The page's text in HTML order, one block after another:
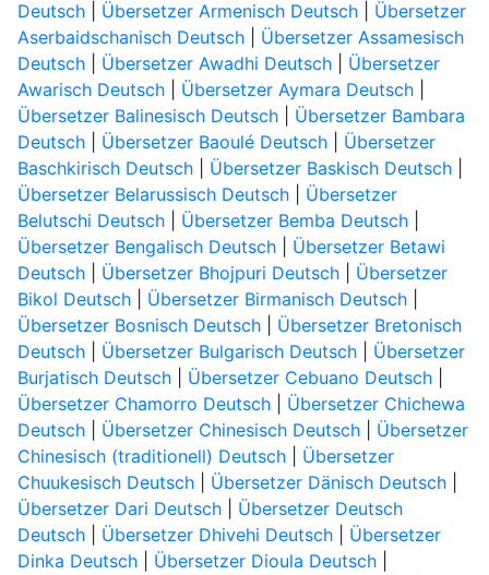
Deutsch| Übersetzer Armenisch Deutsch| Übersetzer
Aserbaidschanisch Deutsch| Übersetzer Assamesisch
Deutsch| Übersetzer Awadhi Deutsch| Übersetzer
Awarisch Deutsch| Übersetzer Aymara Deutsch|
Übersetzer Balinesisch Deutsch| Übersetzer Bambara
Deutsch| Übersetzer Baoulé Deutsch| Übersetzer
Baschkirisch Deutsch| Übersetzer Baskisch Deutsch|
Übersetzer Belarussisch Deutsch| Übersetzer
Belutschi Deutsch| Übersetzer Bemba Deutsch|
Übersetzer Bengalisch Deutsch| Übersetzer Betawi
Deutsch| Übersetzer Bhojpuri Deutsch| Übersetzer
Bikol Deutsch| Übersetzer Birmanisch Deutsch|
Übersetzer Bosnisch Deutsch| Übersetzer Bretonisch
Deutsch| Übersetzer Bulgarisch Deutsch| Übersetzer
Burjatisch Deutsch| Übersetzer Cebuano Deutsch|
Übersetzer Chamorro Deutsch| Übersetzer Chichewa
Deutsch| Übersetzer Chinesisch Deutsch| Übersetzer
Chinesisch (traditionell) Deutsch| Übersetzer
Chuukesisch Deutsch| Übersetzer Dänisch Deutsch|
Übersetzer Dari Deutsch| Übersetzer Deutsch
Deutsch| Übersetzer Dhivehi Deutsch| Übersetzer
Dinka Deutsch| Übersetzer Dioula Deutsch|